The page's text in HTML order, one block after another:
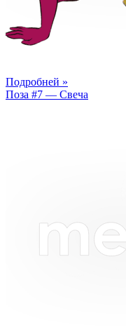
Подробней »
Поза #7 — Свеча